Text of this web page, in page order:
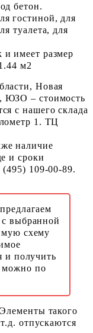
бетон.
гостиной, для
туалета, для
и имеет размер
м2
Новая
ЮЗО – стоимость
с нашего склада
1. ТЦ
наличие
и сроки
109-00-89.
выбранной
схему
и получить
можно по
такого
отпускаются